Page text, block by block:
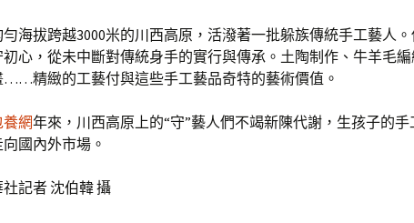
海拔跨越3000米的川西高原，活潑著一批躲族傳統手工藝人。
初心，從未中斷對傳統身手的實行與傳承。土陶制作、牛羊毛
……精緻的工藝付與這些手工藝品奇特的藝術價值。
網年來，川西高原上的“守”藝人們不竭新陳代謝，生孩子的
國內外市場。
記者 沈伯韓 攝